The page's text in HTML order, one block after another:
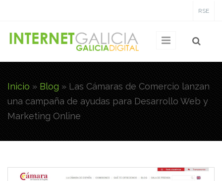
RSE
Usted está aquí
Inicio » Blog » Las Cámaras de Comercio lanzan
una campaña de ayudas para Desarrollo Web y
Marketing Online